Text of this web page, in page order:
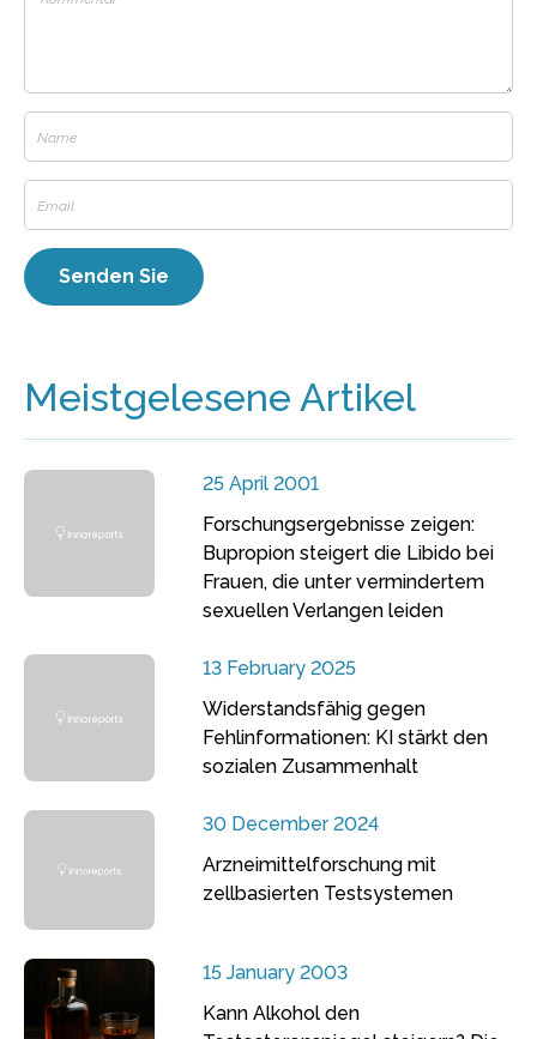
Meistgelesene Artikel
25 April 2001
Forschungsergebnisse zeigen:
Bupropion steigert die Libido bei
Frauen, die unter vermindertem
sexuellen Verlangen leiden
13 February 2025
Widerstandsfähig gegen
Fehlinformationen: KI stärkt den
sozialen Zusammenhalt
30 December 2024
Arzneimittelforschung mit
zellbasierten Testsystemen
15 January 2003
Kann Alkohol den